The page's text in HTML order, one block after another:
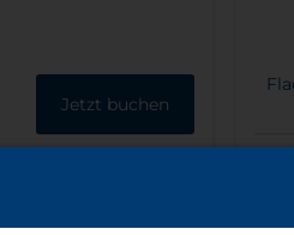
Jetzt buchen